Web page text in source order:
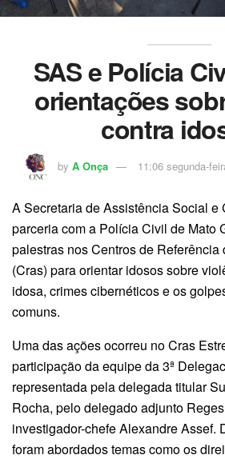
SAS e Polícia
orientações
contra
by A Onça 11:06 segunda-
A Secretaria de Assistência Social e
parceria com a Polícia Civil de Mato
palestras nos Centros de
(Cras) para orientar idosos sobre
idosa, crimes cibernéticos e os
comuns.
Uma das ações ocorreu no Cras
participação da equipe da 3ª
representada pela delegada titular
Rocha, pelo delegado adjunto
investigador-chefe Alexandre Assef.
foram abordados temas como os